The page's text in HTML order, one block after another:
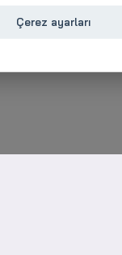
Çerez ayarları